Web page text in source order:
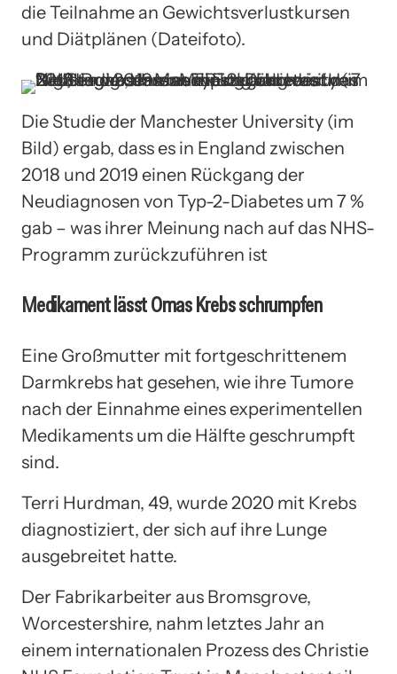
die Teilnahme an Gewichtsverlustkursen
und Diätplänen (Dateifoto).
Die Studie der Manchester University (im
Bild) ergab, dass es in England zwischen
2018 und 2019 einen Rückgang der
Neudiagnosen von Typ-2-Diabetes um 7 %
gab – was ihrer Meinung nach auf das NHS-
Programm zurückzuführen ist
Medikament lässt Omas Krebs schrumpfen
Eine Großmutter mit fortgeschrittenem
Darmkrebs hat gesehen, wie ihre Tumore
nach der Einnahme eines experimentellen
Medikaments um die Hälfte geschrumpft
sind.
Terri Hurdman, 49, wurde 2020 mit Krebs
diagnostiziert, der sich auf ihre Lunge
ausgebreitet hatte.
Der Fabrikarbeiter aus Bromsgrove,
Worcestershire, nahm letztes Jahr an
einem internationalen Prozess des Christie